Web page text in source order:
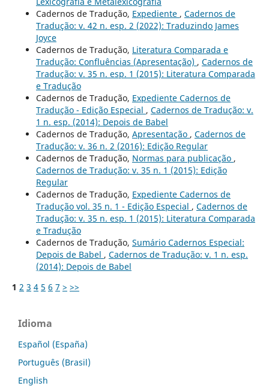
Cadernos de Tradução, Expediente , Cadernos de
Tradução: v. 42 n. esp. 2 (2022): Traduzindo James
Joyce
Cadernos de Tradução, Literatura Comparada e
Tradução: Confluências (Apresentação) , Cadernos de
Tradução: v. 35 n. esp. 1 (2015): Literatura Comparada
e Tradução
Cadernos de Tradução, Expediente Cadernos de
Tradução - Edição Especial , Cadernos de Tradução: v.
1 n. esp. (2014): Depois de Babel
Cadernos de Tradução, Apresentação , Cadernos de
Tradução: v. 36 n. 2 (2016): Edição Regular
Cadernos de Tradução, Normas para publicação ,
Cadernos de Tradução: v. 35 n. 1 (2015): Edição
Regular
Cadernos de Tradução, Expediente Cadernos de
Tradução vol. 35 n. 1 - Edição Especial , Cadernos de
Tradução: v. 35 n. esp. 1 (2015): Literatura Comparada
e Tradução
Cadernos de Tradução, Sumário Cadernos Especial:
Depois de Babel , Cadernos de Tradução: v. 1 n. esp.
(2014): Depois de Babel
1 2 3 4 5 6 7 > >>
Idioma
Español (España)
Português (Brasil)
English